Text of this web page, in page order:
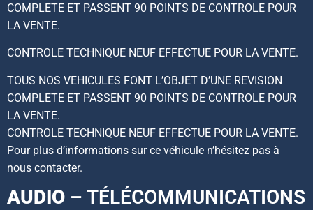
COMPLETE ET PASSENT 90 POINTS DE CONTROLE POUR
LA VENTE.
CONTROLE TECHNIQUE NEUF EFFECTUE POUR LA VENTE.
TOUS NOS VEHICULES FONT L’OBJET D’UNE REVISION
COMPLETE ET PASSENT 90 POINTS DE CONTROLE POUR
LA VENTE.
CONTROLE TECHNIQUE NEUF EFFECTUE POUR LA VENTE.
Pour plus d’informations sur ce véhicule n’hésitez pas à
nous contacter.
AUDIO – TÉLÉCOMMUNICATIONS